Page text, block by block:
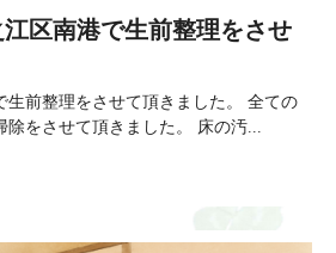
江区南港で生前整理をさせ
前整理をさせて頂きました。 全ての
除をさせて頂きました。 床の汚...